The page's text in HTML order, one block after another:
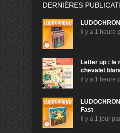
DERNIÈRES
il y a 1 heure
Letter up : le
chevalet
il y a 1 heure
Fast
il y a 1 jour